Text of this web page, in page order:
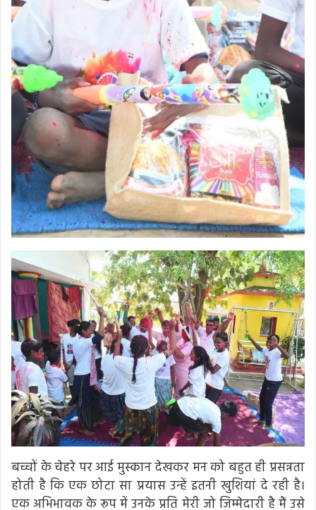
बच्चों के चेहरे पर आई मुस्कान देखकर मन को बहुत ही प्रसन्नता
होती है कि एक छोटा सा प्रयास उन्हें इतनी खुशियां दे रही है।
एक अभिभावक के रूप में उनके प्रति मेरी जो जिम्मेदारी है मैं उसे